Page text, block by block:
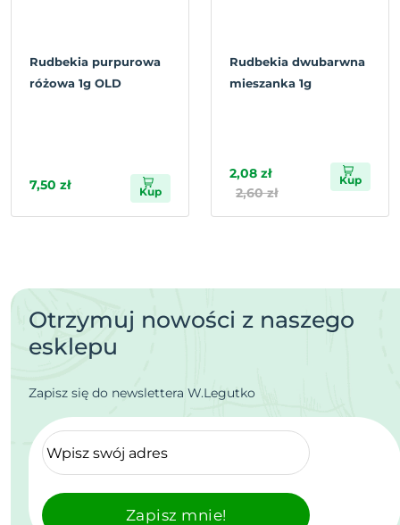
Rudbekia purpurowa
różowa 1g OLD
7,50 zł Kup
Rudbekia dwubarwna
mieszanka 1g
2,08 zł
2,60 zł
Kup
Otrzymuj nowości z naszego
esklepu
Zapisz się do newslettera W.Legutko
Zapisz mnie!